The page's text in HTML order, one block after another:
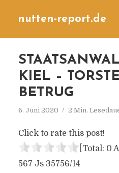
nutten-report.de
KIEL –
BETRUG
6. Juni 2020 2 Min.
Click to rate this post!
[Total: 0
567 Js 35756/14